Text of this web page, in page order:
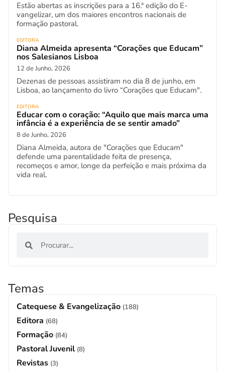
Estão abertas as inscrições para a 16.ª edição do E-
vangelizar, um dos maiores encontros nacionais de
formação pastoral.
EDITORA
Diana Almeida apresenta “Corações que Educam”
nos Salesianos Lisboa
12 de Junho, 2026
Dezenas de pessoas assistiram no dia 8 de junho, em
Lisboa, ao lançamento do livro “Corações que Educam".
EDITORA
Educar com o coração: “Aquilo que mais marca uma
infância é a experiência de se sentir amado”
8 de Junho, 2026
Diana Almeida, autora de "Corações que Educam"
defende uma parentalidade feita de presença,
recomeços e amor, longe da perfeição e mais próxima da
vida real.
Pesquisa
Temas
Catequese & Evangelização (188)
Editora (68)
Formação (84)
Pastoral Juvenil (8)
Revistas (3)